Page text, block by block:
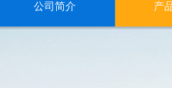
公司简介 产